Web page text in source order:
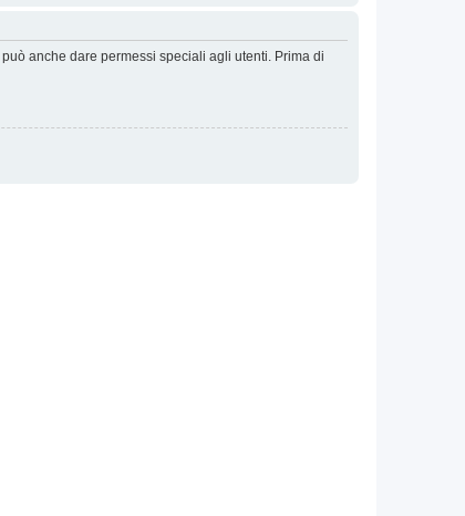
anche dare permessi speciali agli utenti. Prima di